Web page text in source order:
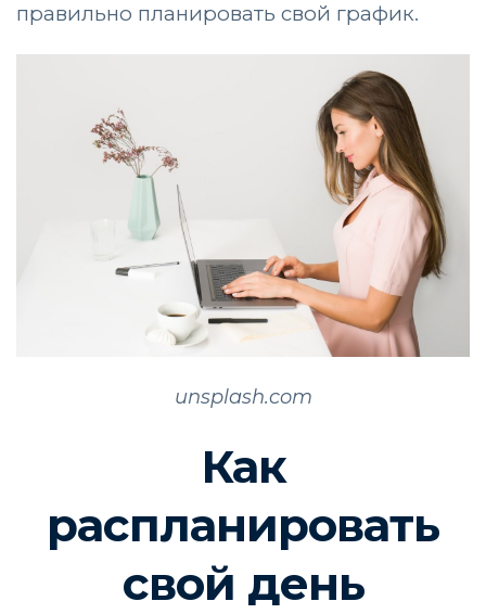
правильно планировать свой график.
unsplash.com
Как
распланировать
свой день